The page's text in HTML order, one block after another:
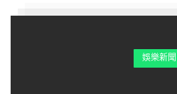
娛樂新聞